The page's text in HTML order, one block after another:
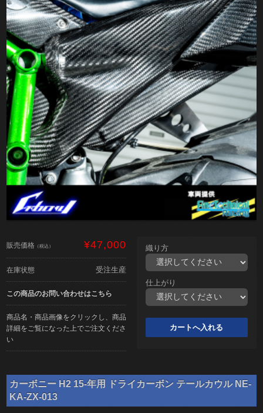
販売価格 （税込） ¥47,000
在庫状態 受注生産
この商品のお問い合わせはこちら
商品名・商品画像をクリックし、商品
詳細をご覧になった上でご注文くださ
い
織り方
仕上がり
カーボニー H2 15-年用 ドライカーボン テールカウル NE-
KA-ZX-013